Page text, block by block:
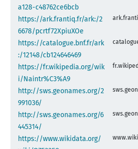
a128-c48762ce6bcb
https://ark.frantiq.fr/ark:/2
6678/pcrtf72XpiuXOe
https://catalogue.bnf.fr/ark
:/12148/cb124646469
https://fr.wikipedia.org/wik
i/Naintr%C3%A9
http://sws.geonames.org/2
991036/
http://sws.geonames.org/6
445314/
https://www.wikidata.org/